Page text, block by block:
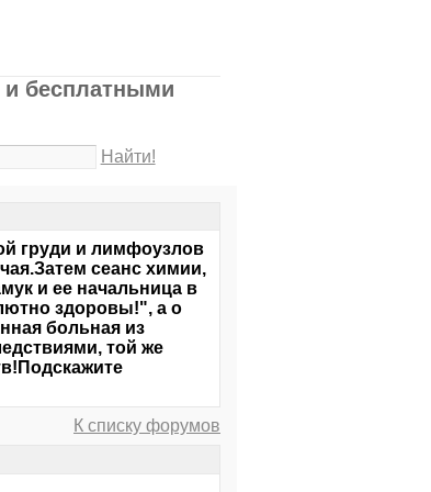
бесплатными
Найти!
груди и лимфоузлов
сеанс химии,
и ее начальница в
здоровы!", а о
больная из
той же
К списку форумов